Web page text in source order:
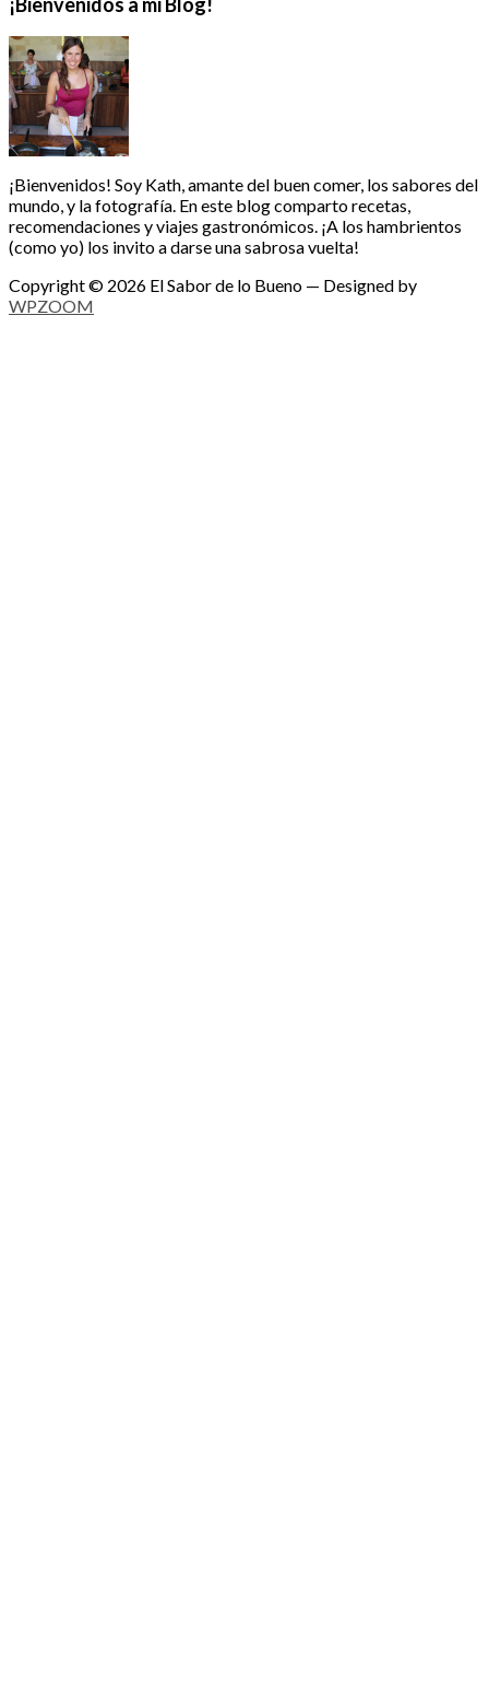
¡Bienvenidos a mi Blog!
¡Bienvenidos! Soy Kath, amante del buen comer, los sabores del
mundo, y la fotografía. En este blog comparto recetas,
recomendaciones y viajes gastronómicos. ¡A los hambrientos
(como yo) los invito a darse una sabrosa vuelta!
Copyright © 2026 El Sabor de lo Bueno — Designed by
WPZOOM